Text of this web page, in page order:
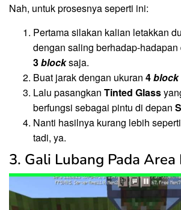
Nah, untuk prosesnya seperti ini:
Pertama silakan kalian letakkan
dengan saling berhadap-
3blocksaja.
Buat jarak dengan ukuran 4block
Lalu pasangkan Tinted Glass
berfungsi sebagai pintu di depan
Nanti hasilnya kurang lebih
tadi, ya.
3. Gali Lubang Pada Area